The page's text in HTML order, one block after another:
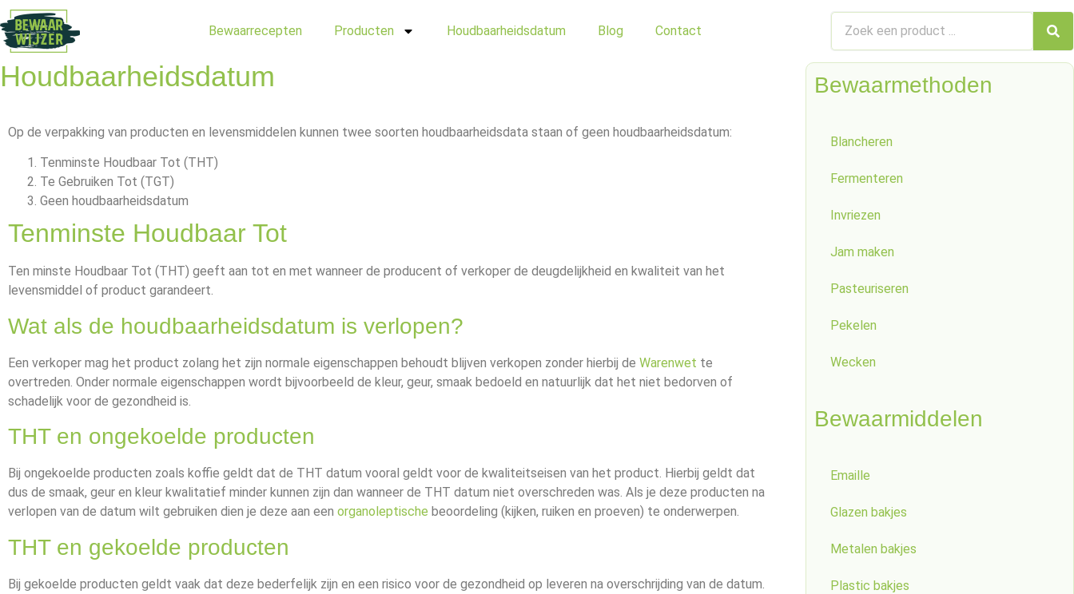
Bewaarrecepten Producten Houdbaarheidsdatum Blog Contact
Houdbaarheidsdatum
Op de verpakking van producten en levensmiddelen kunnen twee soorten houdbaarheidsdata staan of geen houdbaarheidsdatum:
Tenminste Houdbaar Tot (THT)
Te Gebruiken Tot (TGT)
Geen houdbaarheidsdatum
Tenminste Houdbaar Tot
Ten minste Houdbaar Tot (THT) geeft aan tot en met wanneer de producent of verkoper de deugdelijkheid en kwaliteit van het
levensmiddel of product garandeert.
Wat als de houdbaarheidsdatum is verlopen?
Een verkoper mag het product zolang het zijn normale eigenschappen behoudt blijven verkopen zonder hierbij de Warenwet te
overtreden. Onder normale eigenschappen wordt bijvoorbeeld de kleur, geur, smaak bedoeld en natuurlijk dat het niet bedorven of
schadelijk voor de gezondheid is.
THT en ongekoelde producten
Bij ongekoelde producten zoals koffie geldt dat de THT datum vooral geldt voor de kwaliteitseisen van het product. Hierbij geldt dat
dus de smaak, geur en kleur kwalitatief minder kunnen zijn dan wanneer de THT datum niet overschreden was. Als je deze producten na
verlopen van de datum wilt gebruiken dien je deze aan een organoleptische beoordeling (kijken, ruiken en proeven) te onderwerpen.
THT en gekoelde producten
Bij gekoelde producten geldt vaak dat deze bederfelijk zijn en een risico voor de gezondheid op leveren na overschrijding van de datum.
Bewaarmethoden
Blancheren
Fermenteren
Invriezen
Jam maken
Pasteuriseren
Pekelen
Wecken
Bewaarmiddelen
Emaille
Glazen bakjes
Metalen bakjes
Plastic bakjes